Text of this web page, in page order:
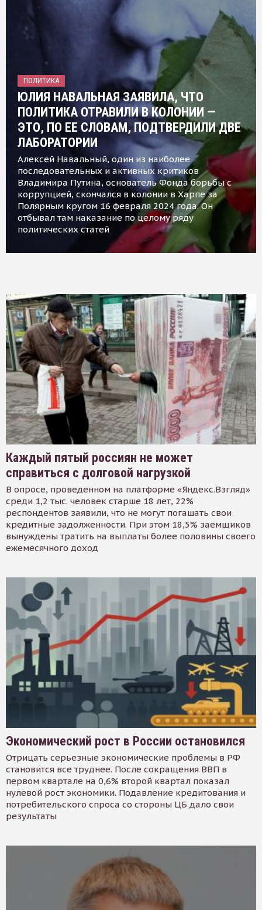
ПОЛИТИКА
ЮЛИЯ НАВАЛЬНАЯ ЗАЯВИЛА, ЧТО
ПОЛИТИКА ОТРАВИЛИ В КОЛОНИИ —
ЭТО, ПО ЕЕ СЛОВАМ, ПОДТВЕРДИЛИ ДВЕ
ЛАБОРАТОРИИ
Алексей Навальный, один из наиболее
последовательных и активных критиков
Владимира Путина, основатель Фонда борьбы с
коррупцией, скончался в колонии в Харпе за
Полярным кругом 16 февраля 2024 года. Он
отбывал там наказание по целому ряду
политических статей
Каждый пятый россиян не может
справиться с долговой нагрузкой
В опросе, проведенном на платформе «Яндекс.Взгляд»
среди 1,2 тыс. человек старше 18 лет, 22%
респондентов заявили, что не могут погашать свои
кредитные задолженности. При этом 18,5% заемщиков
вынуждены тратить на выплаты более половины своего
ежемесячного доход
Экономический рост в России остановился
Отрицать серьезные экономические проблемы в РФ
становится все труднее. После сокращения ВВП в
первом квартале на 0,6% второй квартал показал
нулевой рост экономики. Подавление кредитования и
потребительского спроса со стороны ЦБ дало свои
результаты